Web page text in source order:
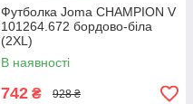
Футболка Joma CHAMPION V
101264.672 бордово-біла
(2XL)
В наявності
742 ₴ 928 ₴